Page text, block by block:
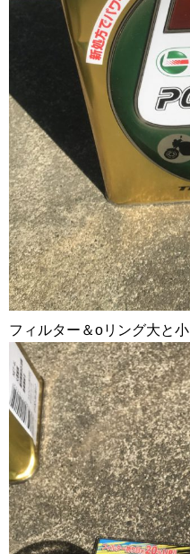
フィルター＆oリング大と小